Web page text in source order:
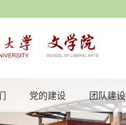
党的建设 团队建设